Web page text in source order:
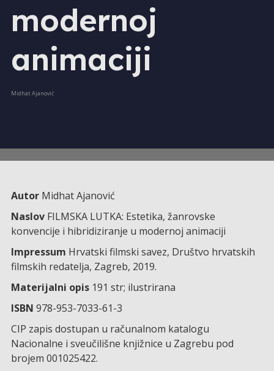
modernoj
animaciji
Midhat Ajanović
AutorMidhat Ajanović
Naslov FILMSKA LUTKA: Estetika, žanrovske
konvencije i hibridiziranje u modernoj animaciji
Impressum Hrvatski filmski savez, Društvo hrvatskih
filmskih redatelja, Zagreb, 2019.
Materijalni opis 191 str; ilustrirana
ISBN 978-953-7033-61-3
CIP zapis dostupan u računalnom katalogu
Nacionalne i sveučilišne knjižnice u Zagrebu pod
brojem 001025422.